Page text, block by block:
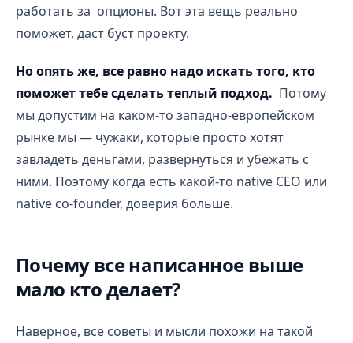
работать за опционы. Вот эта вещь реально
поможет, даст буст проекту.
Но опять же, все равно надо искать того, кто
поможет тебе сделать теплый подход. Потому
мы допустим на каком-то западно-европейском
рынке мы — чужаки, которые просто хотят
завладеть деньгами, развернуться и убежать с
ними. Поэтому когда есть какой-то native CEO или
native co-founder, доверия больше.
Почему все написанное выше
мало кто делает?
Наверное, все советы и мысли похожи на такой